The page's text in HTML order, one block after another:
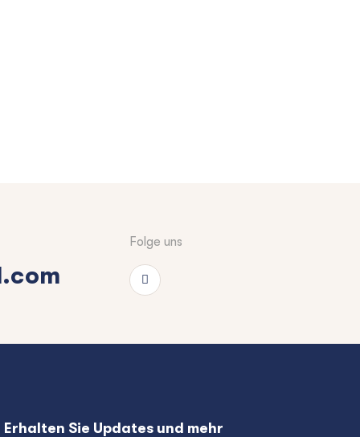
Folge uns
Erhalten Sie Updates und mehr